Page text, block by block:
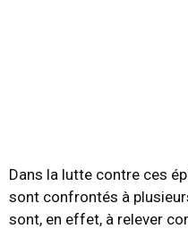
Dans la lutte contre ces
sont confrontés à
sont, en effet, à relever